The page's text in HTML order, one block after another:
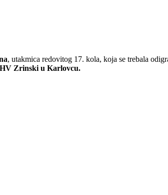
, utakmica redovitog 17. kola, koja se trebala
Zrinski u Karlovcu.